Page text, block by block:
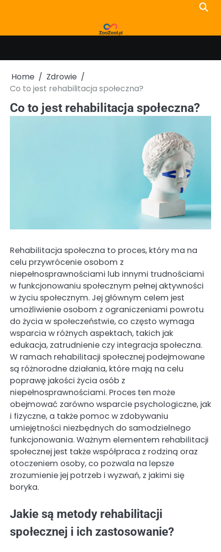
Home
Zdrowie
Co to jest rehabilitacja społeczna?
Co to jest rehabilitacja społeczna?
Rehabilitacja społeczna to proces, który ma na
celu przywrócenie osobom z
niepełnosprawnościami lub innymi trudnościami
w funkcjonowaniu społecznym pełnej aktywności
w życiu społecznym. Jej głównym celem jest
umożliwienie osobom z ograniczeniami powrotu
do życia w społeczeństwie, co często wymaga
wsparcia w różnych aspektach, takich jak
edukacja, zatrudnienie czy integracja społeczna.
W ramach rehabilitacji społecznej podejmowane
są różnorodne działania, które mają na celu
poprawę jakości życia osób z
niepełnosprawnościami. Proces ten może
obejmować zarówno wsparcie psychologiczne, jak
i fizyczne, a także pomoc w zdobywaniu
umiejętności niezbędnych do samodzielnego
funkcjonowania. Ważnym elementem rehabilitacji
społecznej jest także współpraca z rodziną oraz
otoczeniem osoby, co pozwala na lepsze
zrozumienie jej potrzeb i wyzwań, z jakimi się
boryka.
Jakie są metody rehabilitacji
społecznej i ich zastosowanie?